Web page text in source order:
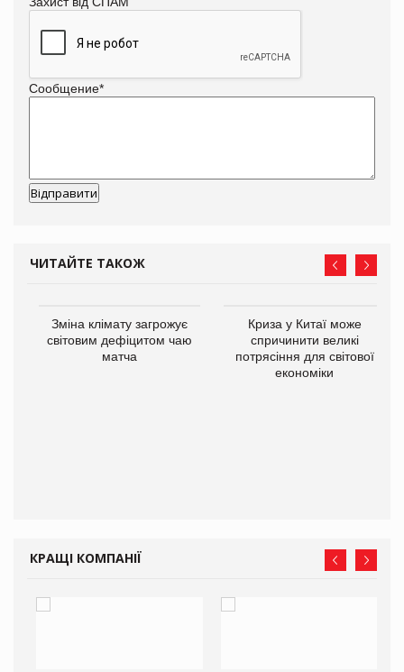
Сообщение*
ЧИТАЙТЕ ТАКОЖ
Зміна клімату загрожує
світовим дефіцитом чаю
матча
Криза у Китаї може
спричинити великі
потрясіння для світової
економіки
КРАЩІ КОМПАНІЇ